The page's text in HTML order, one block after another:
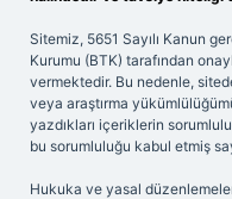
Sitemiz, 5651 Sayılı Kanun
Kurumu (BTK) tarafından
vermektedir. Bu nedenle,
veya araştırma
yazdıkları içeriklerin
bu sorumluluğu kabul etmiş
Hukuka ve yasal